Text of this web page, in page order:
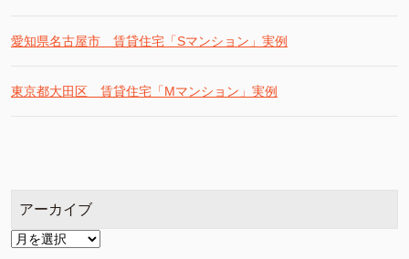
愛知県名古屋市 賃貸住宅「Sマンション」実例
東京都大田区 賃貸住宅「Mマンション」実例
アーカイブ
ア